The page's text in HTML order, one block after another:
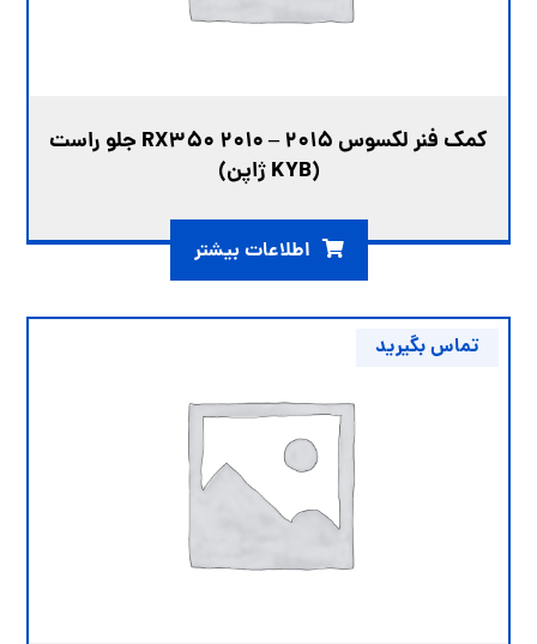
کمک فنر لکسوس RX350 2010 – 2015 جلو راست
(KYB ژاپن)
اطلاعات بیشتر
تماس بگیرید